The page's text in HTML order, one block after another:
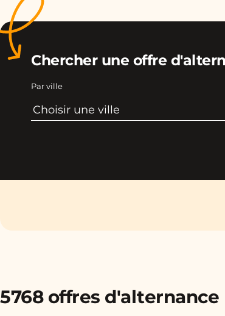
Chercher une offre
Par ville
5768 offres d'alternance